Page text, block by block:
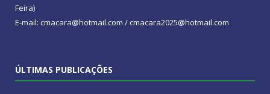
Feira)
E-mail: cmacara@hotmail.com / cmacara2025@hotmail.com
ÚLTIMAS PUBLICAÇÕES